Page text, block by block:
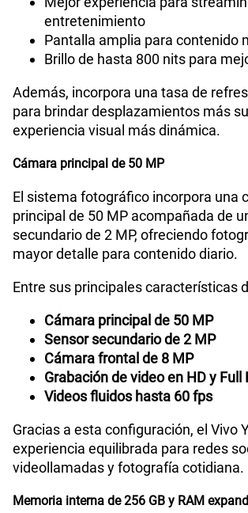
entretenimiento
Pantalla amplia para contenido
Brillo de hasta 800 nits para
Además, incorpora una tasa de
para brindar desplazamientos más
experiencia visual más dinámica.
Cámara principal de 50 MP
El sistema fotográfico incorpora una
principal de 50 MP acompañada de
secundario de 2 MP, ofreciendo
mayor detalle para contenido diario.
Entre sus principales características
Cámara principal de 50 MP
Sensor secundario de 2 MP
Cámara frontal de 8 MP
Grabación de video en HD y Full
Videos fluidos hasta 60 fps
Gracias a esta configuración, el Vivo
experiencia equilibrada para redes
videollamadas y fotografía cotidiana.
Memoria interna de 256 GB y RAM